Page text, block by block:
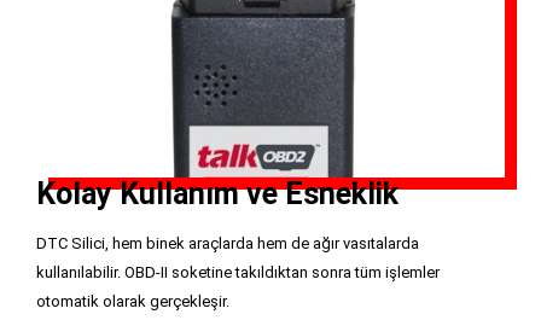
Kolay Kullanım ve Esneklik
DTC Silici, hem binek araçlarda hem de ağır vasıtalarda
kullanılabilir. OBD-II soketine takıldıktan sonra tüm işlemler
otomatik olarak gerçekleşir.